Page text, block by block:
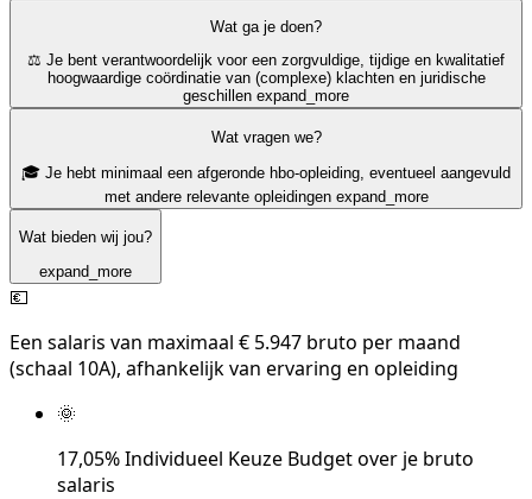
Wat ga je doen?
⚖️ Je bent verantwoordelijk voor een zorgvuldige, tijdige en kwalitatief
hoogwaardige coördinatie van (complexe) klachten en juridische
geschillen expand_more
Wat vragen we?
🎓 Je hebt minimaal een afgeronde hbo-opleiding, eventueel aangevuld
met andere relevante opleidingen expand_more
Wat bieden wij jou?
expand_more
💶
Een salaris van maximaal € 5.947 bruto per maand
(schaal 10A), afhankelijk van ervaring en opleiding
🌞
17,05% Individueel Keuze Budget over je bruto
salaris